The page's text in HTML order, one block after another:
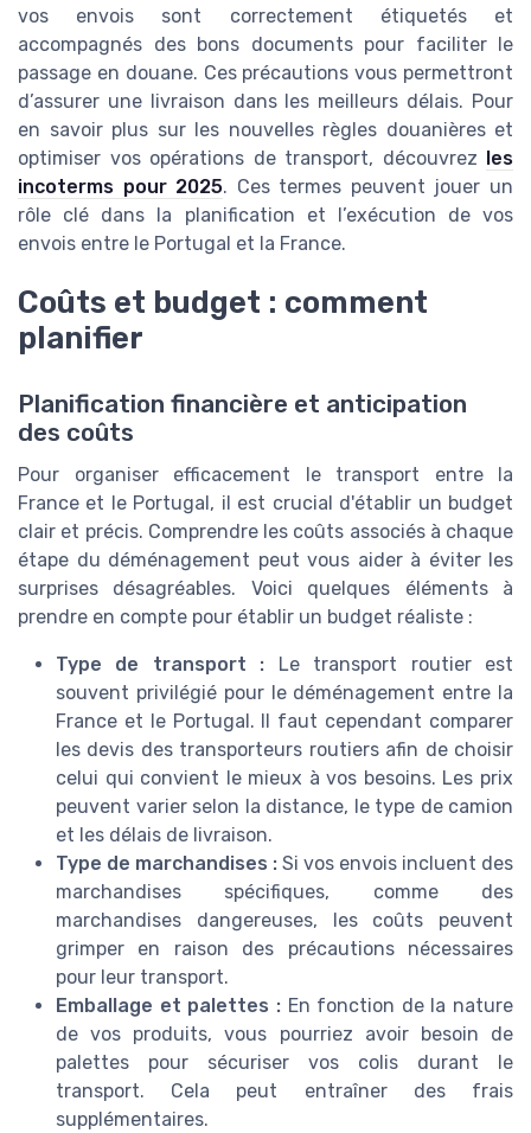
vos envois sont correctement étiquetés et
accompagnés des bons documents pour faciliter le
passage en douane. Ces précautions vous permettront
d’assurer une livraison dans les meilleurs délais. Pour
en savoir plus sur les nouvelles règles douanières et
optimiser vos opérations de transport, découvrez les
incoterms pour 2025. Ces termes peuvent jouer un
rôle clé dans la planification et l’exécution de vos
envois entre le Portugal et la France.
Coûts et budget : comment
planifier
Planification financière et anticipation
des coûts
Pour organiser efficacement le transport entre la
France et le Portugal, il est crucial d'établir un budget
clair et précis. Comprendre les coûts associés à chaque
étape du déménagement peut vous aider à éviter les
surprises désagréables. Voici quelques éléments à
prendre en compte pour établir un budget réaliste :
Type de transport : Le transport routier est
souvent privilégié pour le déménagement entre la
France et le Portugal. Il faut cependant comparer
les devis des transporteurs routiers afin de choisir
celui qui convient le mieux à vos besoins. Les prix
peuvent varier selon la distance, le type de camion
et les délais de livraison.
Type de marchandises : Si vos envois incluent des
marchandises spécifiques, comme des
marchandises dangereuses, les coûts peuvent
grimper en raison des précautions nécessaires
pour leur transport.
Emballage et palettes :En fonction de la nature
de vos produits, vous pourriez avoir besoin de
palettes pour sécuriser vos colis durant le
transport. Cela peut entraîner des frais
supplémentaires.